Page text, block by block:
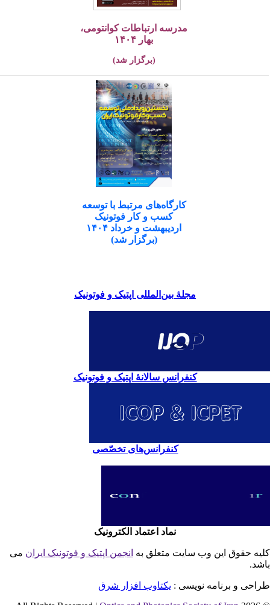
مدرسه ارتباطات کوانتومی،
بهار ۱۴۰۴
(برگزار شد)
کارگاه‌های مرتبط با توسعه
کسب و کار فوتونیک
اردیبهشت و خرداد ۱۴۰۴
(برگزار شد)
مجلۀ بین‌المللی اپتیک و فوتونیک
کنفرانس سالانۀ اپتیک و فوتونیک
کنفرانس‌های تخصّصی
نماد اعتماد الکترونیک
حقوق این وب سایت متعلق بهانجمن اپتیک و فوتونیک ایران می
و برنامه نویسی : یکتاوب افزار شرق